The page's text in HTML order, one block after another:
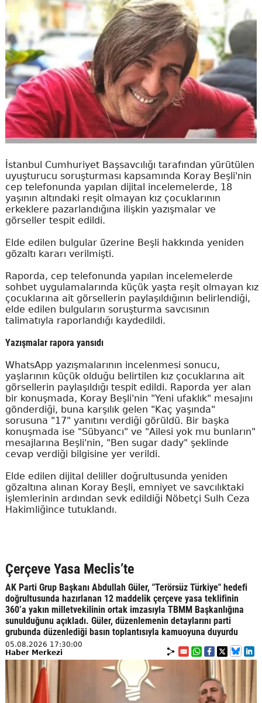
İstanbul Cumhuriyet Başsavcılığı tarafından yürütülen
uyuşturucu soruşturması kapsamında Koray Beşli'nin
cep telefonunda yapılan dijital incelemelerde, 18
yaşının altındaki reşit olmayan kız çocuklarının
erkeklere pazarlandığına ilişkin yazışmalar ve
görseller tespit edildi.
Elde edilen bulgular üzerine Beşli hakkında yeniden
gözaltı kararı verilmişti.
Raporda, cep telefonunda yapılan incelemelerde
sohbet uygulamalarında küçük yaşta reşit olmayan kız
çocuklarına ait görsellerin paylaşıldığının belirlendiği,
elde edilen bulguların soruşturma savcısının
talimatıyla raporlandığı kaydedildi.
Yazışmalar rapora yansıdı
WhatsApp yazışmalarının incelenmesi sonucu,
yaşlarının küçük olduğu belirtilen kız çocuklarına ait
görsellerin paylaşıldığı tespit edildi. Raporda yer alan
bir konuşmada, Koray Beşli'nin "Yeni ufaklık" mesajını
gönderdiği, buna karşılık gelen "Kaç yaşında"
sorusuna "17" yanıtını verdiği görüldü. Bir başka
konuşmada ise "Sübyancı" ve "Ailesi yok mu bunların"
mesajlarına Beşli'nin, "Ben sugar dady" şeklinde
cevap verdiği bilgisine yer verildi.
Elde edilen dijital deliller doğrultusunda yeniden
gözaltına alınan Koray Beşli, emniyet ve savcılıktaki
işlemlerinin ardından sevk edildiği Nöbetçi Sulh Ceza
Hakimliğince tutuklandı.
Çerçeve Yasa Meclis’te
AK Parti Grup Başkanı Abdullah Güler, "Terörsüz Türkiye" hedefi
doğrultusunda hazırlanan 12 maddelik çerçeve yasa teklifinin
360’a yakın milletvekilinin ortak imzasıyla TBMM Başkanlığına
sunulduğunu açıkladı. Güler, düzenlemenin detaylarını parti
grubunda düzenlediği basın toplantısıyla kamuoyuna duyurdu
05.08.2026 17:30:00
Haber Merkezi